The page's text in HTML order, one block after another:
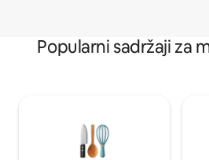
Popularni sadržaji za